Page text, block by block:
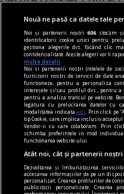
Modifică preferințe
© Toate drepturile
Din
Click.ro
Historia.ro
Nouă ne pasă ca datele tale
Noi și partenerii noștri606 stocăm
identificatorii cookie unici pentru
gestiona alegerile dvs. făcând clic
confidențialitate. Aceste alegeri vor fi
multe detalii
Noi si partenerii nostri (retelele de
furnizorii nostri de servicii de date
functioneze, pentru a personaliza
interesele si/sau profilul dvs., pentru a
pentru a analiza traficul pe website.
legatura cu prelucrarea datelor cu
modalitatea indicataaici
. Prin click pe
tip Cookie, care implica inclusiv
Vendor-ii cu care colaboram. Prin click
schimba preferintele in mod
functionarea website-ului.
Atât noi, cât și partenerii
Dezvoltarea și îmbunătățirea
accesarea informațiilor de pe un
personalizat. Crearea profilurilor de
publicității personalizate. Crearea